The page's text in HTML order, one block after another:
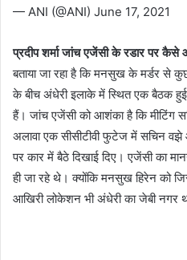
— ANI (@ANI) June 17, 2021
प्रदीप शर्मा जांच एजेंसी के रडार पर कैसे
बताया जा रहा है कि मनसुख के मर्डर
के बीच अंधेरी इलाके में स्थित एक बैठक हुई
हैं। जांच एजेंसी को आशंका है कि मीटिंग
अलावा एक सीसीटीवी फुटेज में सचिन वझे
पर कार में बैठे दिखाई दिए। एजेंसी का
ही जा रहे थे। क्योंकि मनसुख हिरेन को
आखिरी लोकेशन भी अंधेरी का जेबी नगर